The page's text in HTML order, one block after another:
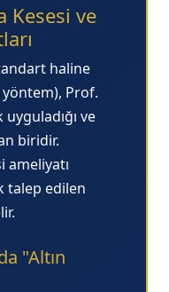
Kesesi ve
haline
yöntem), Prof.
uyguladığı ve
biridir.
ameliyatı
talep edilen
"Altın